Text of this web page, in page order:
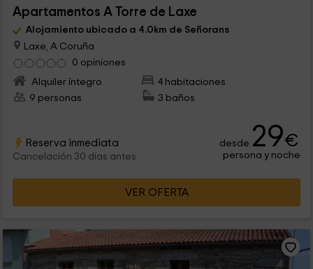
Apartamentos A Torre de Laxe
Alojamiento ubicado a 4.0km de Señorans
Laxe, A Coruña
0 opiniones
Alquiler íntegro
4 habitaciones
9 personas
3 baños
Reserva inmediata
Cancelación 30 días antes
desde 29€
persona y noche
VER OFERTA